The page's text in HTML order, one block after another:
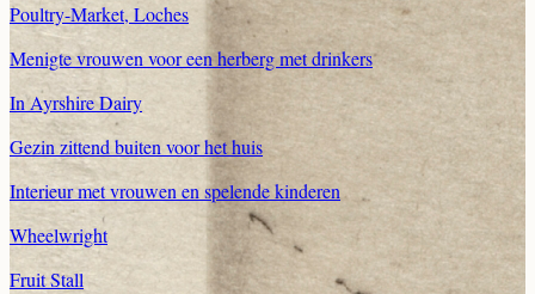
Poultry-Market, Loches
Menigte vrouwen voor een herberg met drinkers
In Ayrshire Dairy
Gezin zittend buiten voor het huis
Interieur met vrouwen en spelende kinderen
Wheelwright
Fruit Stall